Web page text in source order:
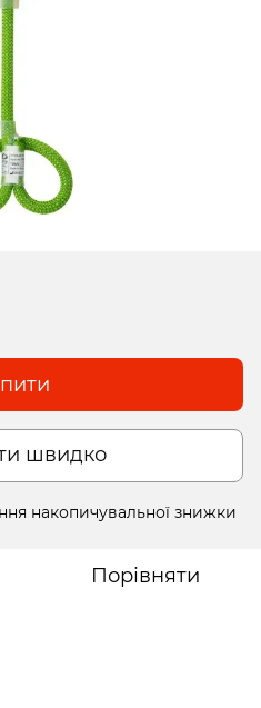
швидко
накопичувальної знижки
Порівняти